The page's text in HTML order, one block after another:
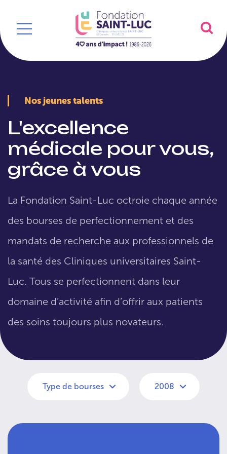
Nos jeunes talents
L'excellence
médicale pour vous,
grâce à vous
La Fondation Saint-Luc octroie chaque année
des bourses de perfectionnement et des
mandats de recherche aux professionnels de
la santé des Cliniques universitaires Saint-
Luc. Tous se perfectionnent dans leur
domaine d’activité afin d’offrir aux patients
des soins toujours plus novateurs.
Type de bourses 2008